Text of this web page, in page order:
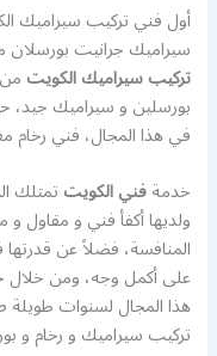
أول فني تركيب سيراميك
سيراميك جرانيت
تركيب سيراميك الكويت
بورسلين و سيراميك جيد،
في هذا المجال، فني رخام
خدمةفني الكويتتمتلك
ولديها أكفأ فني و مقاول و
المنافسة، فضلاً عن
على أكمل وجه، ومن خلال
هذا المجال لسنوات
تركيب سيراميك و رخام و